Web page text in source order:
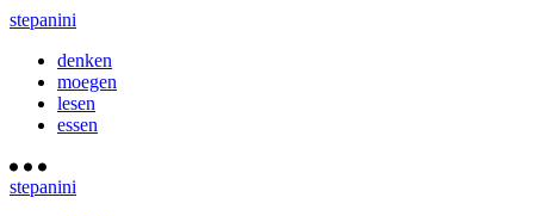
stepanini
denken
moegen
lesen
essen
stepanini